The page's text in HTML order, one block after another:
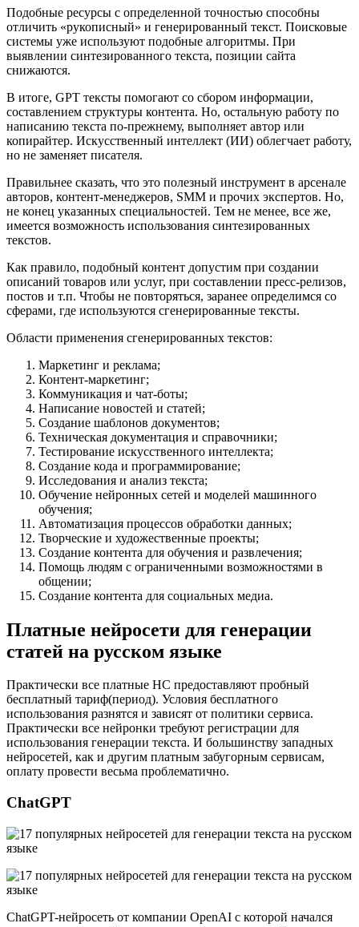
Подобные ресурсы с определенной точностью способны
отличить «рукописный» и генерированный текст. Поисковые
системы уже используют подобные алгоритмы. При
выявлении синтезированного текста, позиции сайта
снижаются.
В итоге, GPT тексты помогают со сбором информации,
составлением структуры контента. Но, остальную работу по
написанию текста по-прежнему, выполняет автор или
копирайтер. Искусственный интеллект (ИИ) облегчает работу,
но не заменяет писателя.
Правильнее сказать, что это полезный инструмент в арсенале
авторов, контент-менеджеров, SMM и прочих экспертов. Но,
не конец указанных специальностей. Тем не менее, все же,
имеется возможность использования синтезированных
текстов.
Как правило, подобный контент допустим при создании
описаний товаров или услуг, при составлении пресс-релизов,
постов и т.п. Чтобы не повторяться, заранее определимся со
сферами, где используются сгенерированные тексты.
Области применения сгенерированных текстов:
Маркетинг и реклама;
Контент-маркетинг;
Коммуникация и чат-боты;
Написание новостей и статей;
Создание шаблонов документов;
Техническая документация и справочники;
Тестирование искусственного интеллекта;
Создание кода и программирование;
Исследования и анализ текста;
Обучение нейронных сетей и моделей машинного
обучения;
Автоматизация процессов обработки данных;
Творческие и художественные проекты;
Создание контента для обучения и развлечения;
Помощь людям с ограниченными возможностями в
общении;
Создание контента для социальных медиа.
Платные нейросети для генерации
статей на русском языке
Практически все платные НС предоставляют пробный
бесплатный тариф(период). Условия бесплатного
использования разнятся и зависят от политики сервиса.
Практически все нейронки требуют регистрации для
использования генерации текста. И большинству западных
нейросетей, как и другим платным забугорным сервисам,
оплату провести весьма проблематично.
ChatGPT
ChatGPT-нейросеть от компании OpenAI с которой начался